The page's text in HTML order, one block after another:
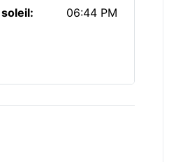
06:44 PM